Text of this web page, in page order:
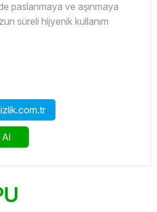
paslanmaya ve aşınmaya
süreli hijyenik kullanım
Al